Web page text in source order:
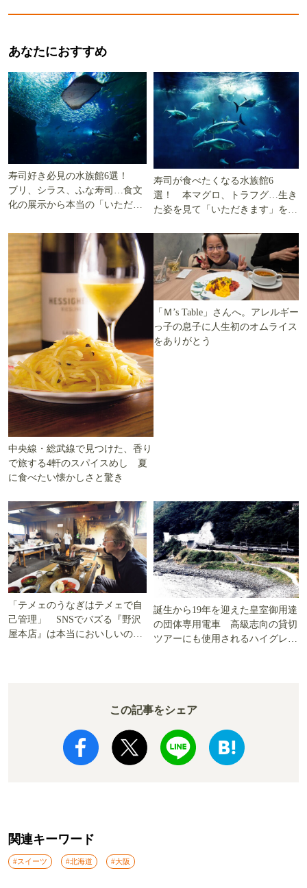
あなたにおすすめ
寿司好き必見の水族館6選！
ブリ、シラス、ふな寿司…食文
化の展示から本当の「いただき
寿司が食べたくなる水族館6
選！ 本マグロ、トラフグ…生き
た姿を見て「いただきます」を考
中央線・総武線で見つけた、香り
で旅する4軒のスパイスめし 夏
に食べたい懐かしさと驚き
「Ｍ’s Table」さんへ。アレルギー
っ子の息子に人生初のオムライス
をありがとう
「テメェのうなぎはテメェで自
己管理」 SNSでバズる『野沢
屋本店』は本当においしいの
誕生から19年を迎えた皇室御用達
の団体専用電車 高級志向の貸切
ツアーにも使用されるハイグレー
この記事をシェア
関連キーワード
#スイーツ #北海道 #大阪